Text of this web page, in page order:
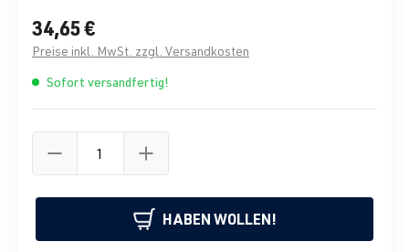
34,65 €
Preise inkl. MwSt. zzgl. Versandkosten
Sofort versandfertig!
HABEN WOLLEN!